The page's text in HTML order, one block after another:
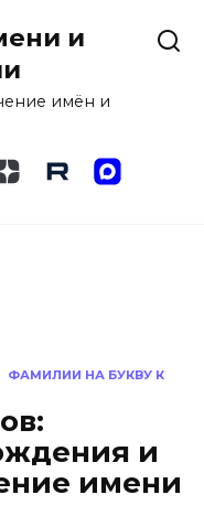
и
имён и
ФАМИЛИИ НА БУКВУ К
и
имени